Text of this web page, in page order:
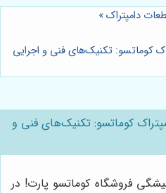
دامپتراک»
کوماتسو: تکنیک‌های فنی و اجرایی
کوماتسو: تکنیک‌های فنی و
فروشگاه کوماتسو پارت! در